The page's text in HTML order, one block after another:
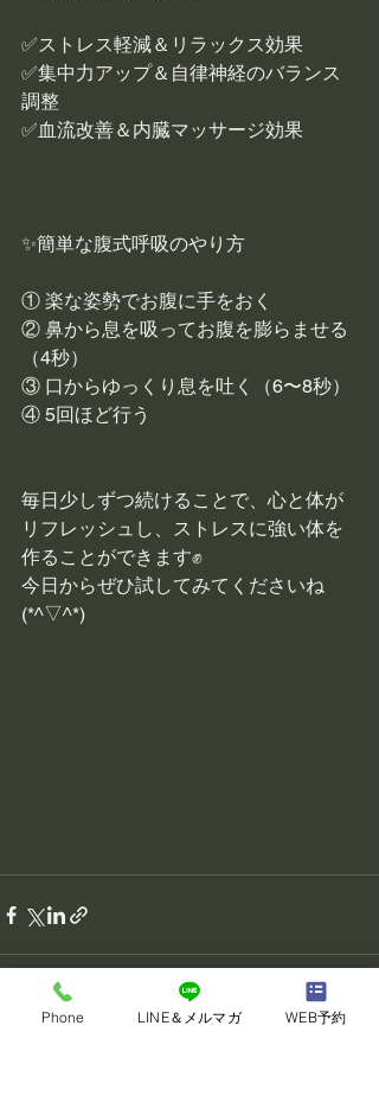
✅ストレス軽減＆リラックス効果
✅集中力アップ＆自律神経のバランス
調整
✅血流改善＆内臓マッサージ効果
✨簡単な腹式呼吸のやり方
① 楽な姿勢でお腹に手をおく
② 鼻から息を吸ってお腹を膨らませる
（4秒）
③ 口からゆっくり息を吐く（6〜8秒）
④ 5回ほど行う
毎日少しずつ続けることで、心と体が
リフレッシュし、ストレスに強い体を
作ることができます✊
今日からぜひ試してみてくださいね
(*^▽^*)
Phone LINE＆メルマガ WEB予約